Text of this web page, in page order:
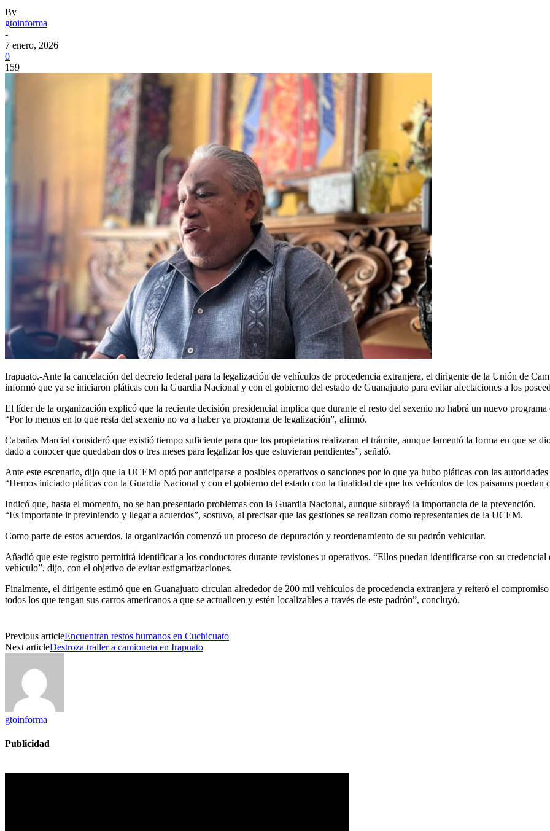
By
gtoinforma
-
7 enero, 2026
0
159
Irapuato.-Ante la cancelación del decreto federal para la legalización de vehículos de procedencia extranjera, el dirigente de la Unión de
informó que ya se iniciaron pláticas con la Guardia Nacional y con el gobierno del estado de Guanajuato para evitar afectaciones a los
El líder de la organización explicó que la reciente decisión presidencial implica que durante el resto del sexenio no habrá un nuevo
“Por lo menos en lo que resta del sexenio no va a haber ya programa de legalización”, afirmó.
Cabañas Marcial consideró que existió tiempo suficiente para que los propietarios realizaran el trámite, aunque lamentó la forma en que se
dado a conocer que quedaban dos o tres meses para legalizar los que estuvieran pendientes”, señaló.
Ante este escenario, dijo que la UCEM optó por anticiparse a posibles operativos o sanciones por lo que ya hubo pláticas con las autoridades
“Hemos iniciado pláticas con la Guardia Nacional y con el gobierno del estado con la finalidad de que los vehículos de los paisanos puedan
Indicó que, hasta el momento, no se han presentado problemas con la Guardia Nacional, aunque subrayó la importancia de la prevención.
“Es importante ir previniendo y llegar a acuerdos”, sostuvo, al precisar que las gestiones se realizan como representantes de la UCEM.
Como parte de estos acuerdos, la organización comenzó un proceso de depuración y reordenamiento de su padrón vehicular.
Añadió que este registro permitirá identificar a los conductores durante revisiones u operativos. “Ellos puedan identificarse con su
vehículo”, dijo, con el objetivo de evitar estigmatizaciones.
Finalmente, el dirigente estimó que en Guanajuato circulan alrededor de 200 mil vehículos de procedencia extranjera y reiteró el
todos los que tengan sus carros americanos a que se actualicen y estén localizables a través de este padrón”, concluyó.
Previous articleEncuentran restos humanos en Cuchicuato
Next articleDestroza trailer a camioneta en Irapuato
gtoinforma
Publicidad